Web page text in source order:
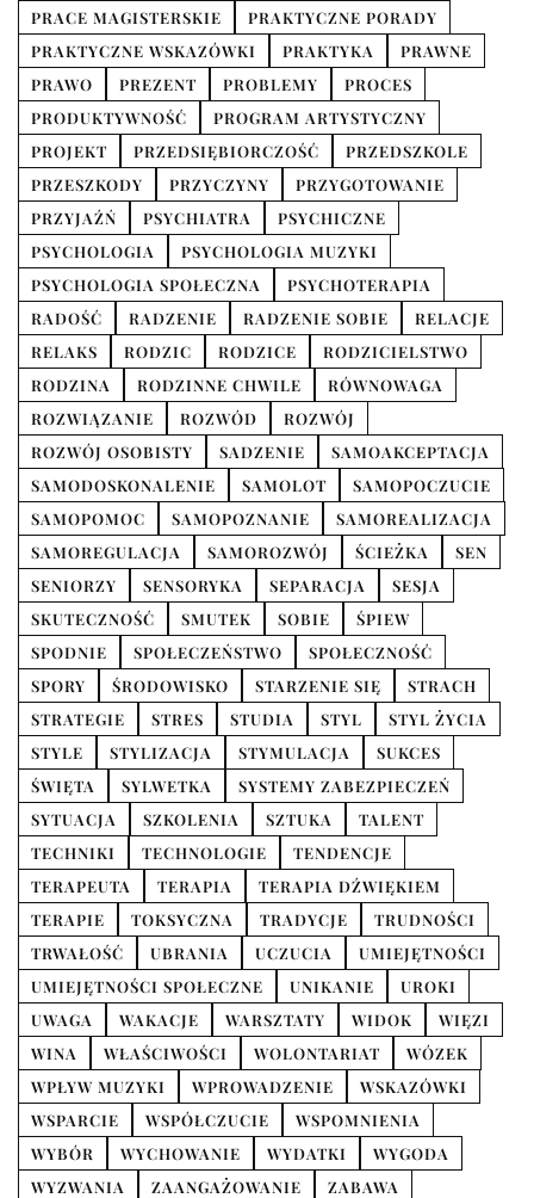
PRACE MAGISTERSKIE
PRAKTYCZNE PORADY
PRAKTYCZNE WSKAZÓWKI
PRAKTYKA
PRAWNE
PRAWO
PREZENT PROBLEMY
PROCES
PRODUKTYWNOŚĆ
PROGRAM ARTYSTYCZNY
PROJEKT
PRZEDSIĘBIORCZOŚĆ
PRZEDSZKOLE
PRZESZKODY
PRZYCZYNY
PRZYGOTOWANIE
PRZYJAŹŃ
PSYCHIATRA
PSYCHICZNE
PSYCHOLOGIA
PSYCHOLOGIA MUZYKI
PSYCHOLOGIA SPOŁECZNA
PSYCHOTERAPIA
RADOŚĆ
RADZENIE RADZENIE SOBIE
RELACJE
RELAKS
RODZIC RODZICE
RODZICIELSTWO
RODZINA
RODZINNE CHWILE
RÓWNOWAGA
ROZWIĄZANIE
ROZWÓD
ROZWÓJ
ROZWÓJ OSOBISTY
SADZENIE
SAMOAKCEPTACJA
SAMODOSKONALENIE
SAMOLOT
SAMOPOCZUCIE
SAMOPOMOC
SAMOPOZNANIE
SAMOREALIZACJA
SAMOREGULACJA
SAMOROZWÓJ ŚCIEŻKA
SEN
SENIORZY
SENSORYKA SEPARACJA
SESJA
SKUTECZNOŚĆ
SMUTEK SOBIE
ŚPIEW
SPODNIE
SPOŁECZEŃSTWO
SPOŁECZNOŚĆ
SPORY
ŚRODOWISKO STARZENIE SIĘ
STRACH
STRATEGIE
STRES STUDIA STYL
STYL ŻYCIA
STYLE
STYLIZACJA STYMULACJA
SUKCES
ŚWIĘTA
SYLWETKA
SYSTEMY ZABEZPIECZEŃ
SYTUACJA
SZKOLENIA SZTUKA
TALENT
TECHNIKI
TECHNOLOGIE
TENDENCJE
TERAPEUTA
TERAPIA
TERAPIA DŹWIĘKIEM
TERAPIE
TOKSYCZNA TRADYCJE
TRUDNOŚCI
TRWAŁOŚĆ
UBRANIA UCZUCIA
UMIEJĘTNOŚCI
UMIEJĘTNOŚCI SPOŁECZNE
UNIKANIE
UROKI
UWAGA
WAKACJE WARSZTATY WIDOK
WIĘZI
WINA
WŁAŚCIWOŚCI WOLONTARIAT
WÓZEK
WPŁYW MUZYKI
WPROWADZENIE
WSKAZÓWKI
WSPARCIE
WSPÓŁCZUCIE
WSPOMNIENIA
WYBÓR
WYCHOWANIE WYDATKI
WYGODA
WYZWANIA
ZAANGAŻOWANIE
ZABAWA